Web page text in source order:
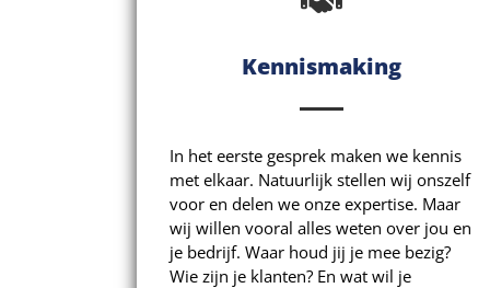
Kennismaking
In het eerste gesprek maken we kennis
met elkaar. Natuurlijk stellen wij onszelf
voor en delen we onze expertise. Maar
wij willen vooral alles weten over jou en
je bedrijf. Waar houd jij je mee bezig?
Wie zijn je klanten? En wat wil je